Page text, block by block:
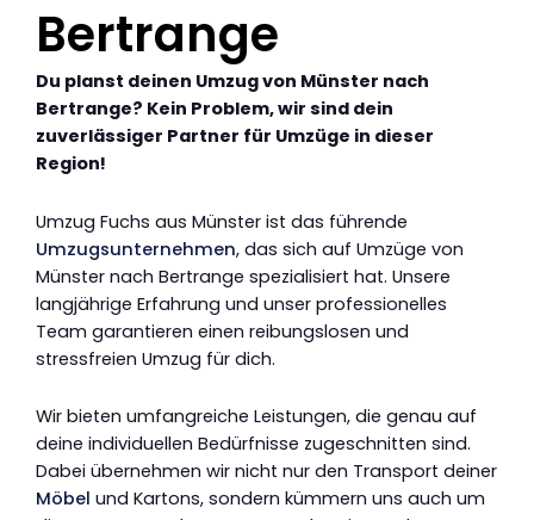
Bertrange
Du planst deinen Umzug von Münster nach
Bertrange? Kein Problem, wir sind dein
zuverlässiger Partner für Umzüge in dieser
Region!
Umzug Fuchs aus Münster ist das führende
Umzugsunternehmen, das sich auf Umzüge von
Münster nach Bertrange spezialisiert hat. Unsere
langjährige Erfahrung und unser professionelles
Team garantieren einen reibungslosen und
stressfreien Umzug für dich.
Wir bieten umfangreiche Leistungen, die genau auf
deine individuellen Bedürfnisse zugeschnitten sind.
Dabei übernehmen wir nicht nur den Transport deiner
Möbel und Kartons, sondern kümmern uns auch um